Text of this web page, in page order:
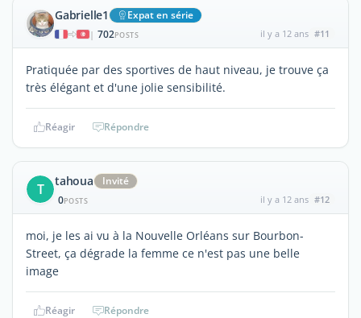
Gabrielle1 Expat en série
| 702POSTS il y a 12 ans #11
Pratiquée par des sportives de haut niveau, je trouve ça
très élégant et d'une jolie sensibilité.
Réagir Répondre
T tahoua
Invité
0POSTS il y a 12 ans #12
moi, je les ai vu à la Nouvelle Orléans sur Bourbon-
Street, ça dégrade la femme ce n'est pas une belle
image
Réagir Répondre